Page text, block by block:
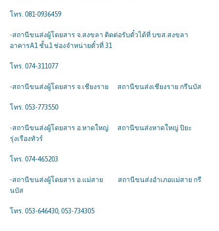
โทร. 081-0936459
-สถานีขนส่งผู้โดยสาร จ.สงขลา ติดต่อรับตั๋วได้ที่ บขส.สงขลา
อาคารA1 ชั้น1 ช่องจำหน่ายตั๋วที่ 31
โทร. 074-311077
-สถานีขนส่งผู้โดยสาร จ.เชียงราย สถานีขนส่งเชียงราย กรีนบัส
โทร. 053-773550
-สถานีขนส่งผู้โดยสาร อ.หาดใหญ่ สถานีขนส่งหาดใหญ่ ปิยะ
รุ่งเรืองทัวร์
โทร. 074-465203
-สถานีขนส่งผู้โดยสาร อ.แม่สาย สถานีขนส่งอำเภอแม่สาย กรี
นบัส
โทร. 053-646430, 053-734305